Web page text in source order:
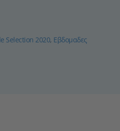
Selection 2020, Εβδομαδες